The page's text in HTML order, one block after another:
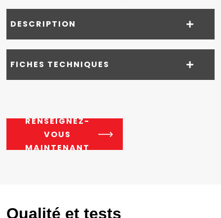
DESCRIPTION
FICHES TECHNIQUES
RENSEIGNEZ-
VOUS
MAINTENANT
Qualité et tests